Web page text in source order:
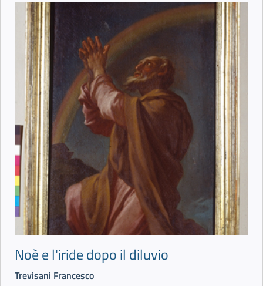
Noè e l'iride dopo il diluvio
Trevisani Francesco